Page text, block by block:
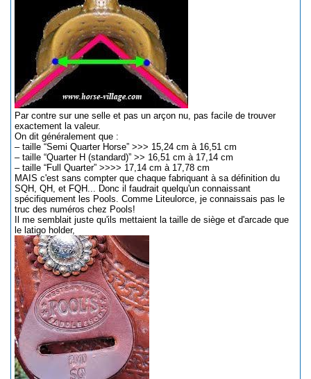
Par contre sur une selle et pas un arçon nu, pas facile de trouver
exactement la valeur.
On dit généralement que :
– taille “Semi Quarter Horse” >>> 15,24 cm à 16,51 cm
– taille “Quarter H (standard)” >> 16,51 cm à 17,14 cm
– taille “Full Quarter” >>>> 17,14 cm à 17,78 cm
MAIS c'est sans compter que chaque fabriquant à sa définition du
SQH, QH, et FQH... Donc il faudrait quelqu'un connaissant
spécifiquement les Pools. Comme Liteulorce, je connaissais pas le
truc des numéros chez Pools!
Il me semblait juste qu'ils mettaient la taille de siège et d'arcade que
le latigo holder,